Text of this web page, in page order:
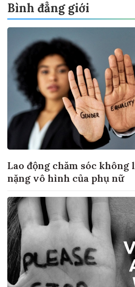
Bình đẳng giới
Lao động chăm sóc không
nặng vô hình của phụ nữ